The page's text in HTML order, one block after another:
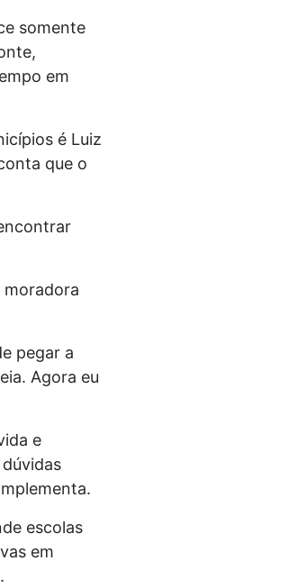
somente
em
é Luiz
que o
moradora
pegar a
Agora eu
e
escolas
em